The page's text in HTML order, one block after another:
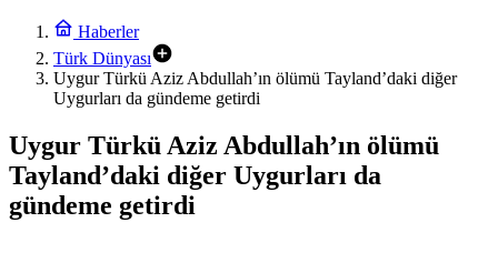
Haberler
Türk Dünyası
Uygur Türkü Aziz Abdullah’ın ölümü Tayland’daki diğer
Uygurları da gündeme getirdi
Uygur Türkü Aziz Abdullah’ın ölümü
Tayland’daki diğer Uygurları da
gündeme getirdi